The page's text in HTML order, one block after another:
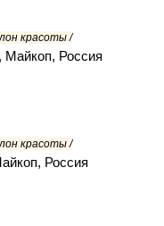
красоты /
Майкоп, Россия
красоты /
Россия